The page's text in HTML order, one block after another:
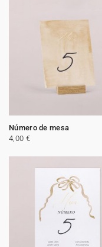
Número de mesa
4,00 €